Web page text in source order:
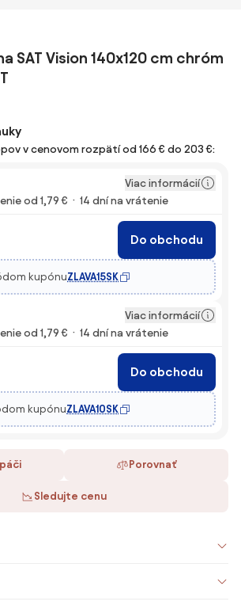
SAT Vision 140x120 cm chróm
v cenovom rozpätí od 166 € do 203 €:
Viac informácií
od 1,79 € 14 dní na vrátenie
Do obchodu
kupónuZLAVA15SK
Viac informácií
od 1,79 € 14 dní na vrátenie
Do obchodu
kupónuZLAVA10SK
Porovnať
Sledujte cenu